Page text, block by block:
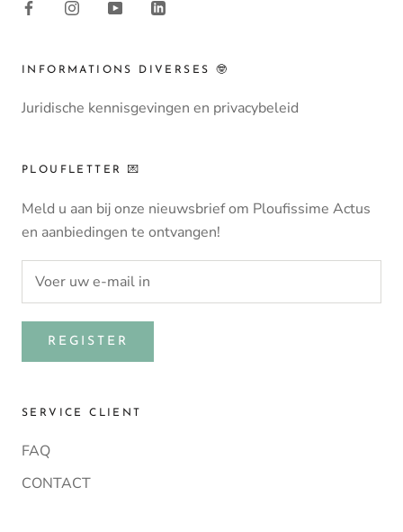
INFORMATIONS DIVERSES 🤓
Juridische kennisgevingen en privacybeleid
PLOUFLETTER 💌
Meld u aan bij onze nieuwsbrief om Ploufissime Actus
en aanbiedingen te ontvangen!
REGISTER
SERVICE CLIENT
FAQ
CONTACT